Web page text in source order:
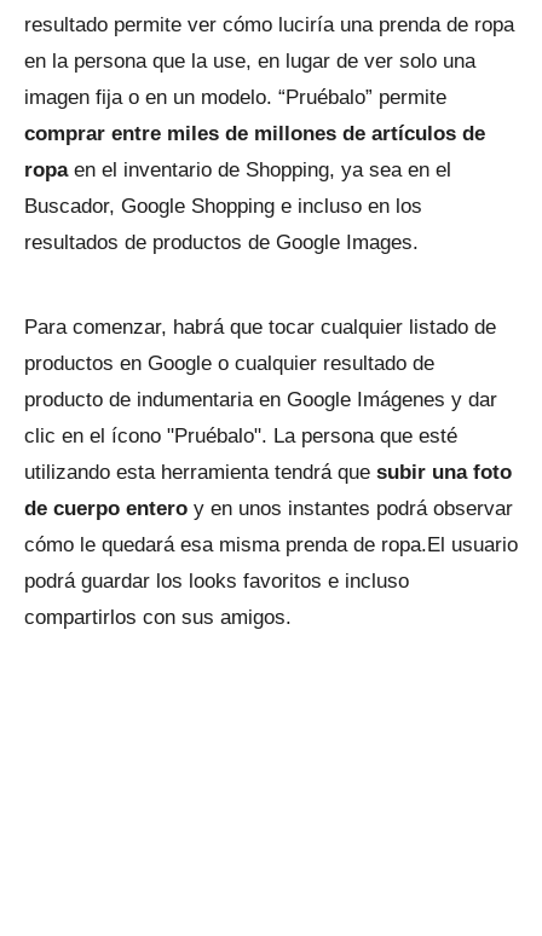
resultado permite ver cómo luciría una prenda de ropa
en la persona que la use, en lugar de ver solo una
imagen fija o en un modelo. “Pruébalo” permite
comprar entre miles de millones de artículos de
ropaen el inventario de Shopping, ya sea en el
Buscador, Google Shopping e incluso en los
resultados de productos de Google Images.
Para comenzar, habrá que tocar cualquier listado de
productos en Google o cualquier resultado de
producto de indumentaria en Google Imágenes y dar
clic en el ícono "Pruébalo". La persona que esté
utilizando esta herramienta tendrá que subir una foto
de cuerpo entero y en unos instantes podrá observar
cómo le quedará esa misma prenda de ropa.El usuario
podrá guardar los looks favoritos e incluso
compartirlos con sus amigos.